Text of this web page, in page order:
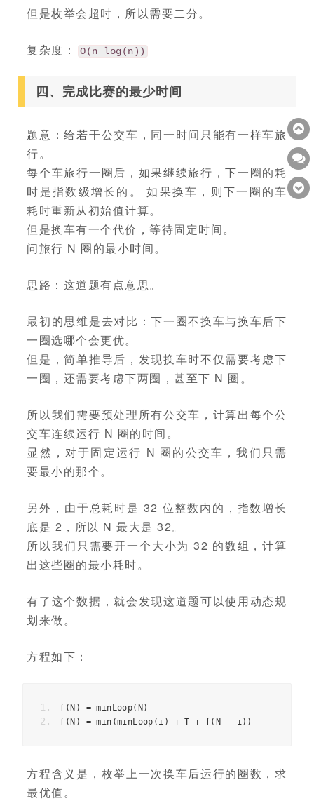
但是枚举会超时，所以需要二分。
复杂度： O(n log(n))
四、完成比赛的最少时间
题意：给若干公交车，同一时间只能有一样车旅
行。
每个车旅行一圈后，如果继续旅行，下一圈的耗
时是指数级增长的。 如果换车，则下一圈的车
耗时重新从初始值计算。
但是换车有一个代价，等待固定时间。
问旅行 N 圈的最小时间。
思路：这道题有点意思。
最初的思维是去对比：下一圈不换车与换车后下
一圈选哪个会更优。
但是，简单推导后，发现换车时不仅需要考虑下
一圈，还需要考虑下两圈，甚至下 N 圈。
所以我们需要预处理所有公交车，计算出每个公
交车连续运行 N 圈的时间。
显然，对于固定运行 N 圈的公交车，我们只需
要最小的那个。
另外，由于总耗时是 32 位整数内的，指数增长
底是 2，所以 N 最大是 32。
所以我们只需要开一个大小为 32 的数组，计算
出这些圈的最小耗时。
有了这个数据，就会发现这道题可以使用动态规
划来做。
方程如下：
f ( N ) = minLoop( N )
f ( N ) = min (minLoop ( i ) + T + f( N - i))
方程含义是，枚举上一次换车后运行的圈数，求
最优值。